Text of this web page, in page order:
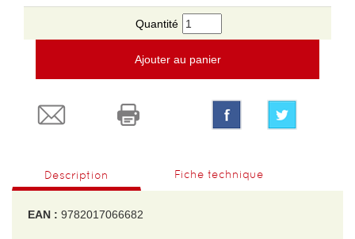
Quantité
Ajouter au panier
Description Fiche technique
EAN : 9782017066682